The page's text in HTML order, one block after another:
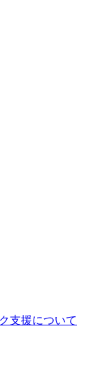
支援について